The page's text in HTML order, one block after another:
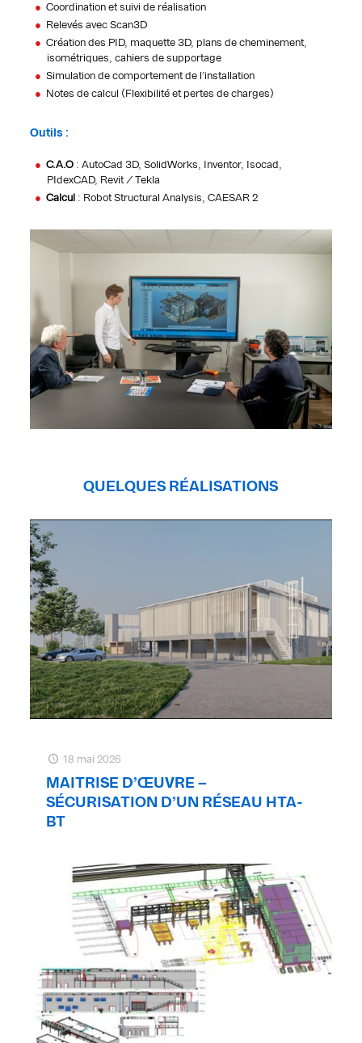
Coordination et suivi de réalisation
Relevés avec Scan3D
Création des PID, maquette 3D, plans de cheminement,
isométriques, cahiers de supportage
Simulation de comportement de l’installation
Notes de calcul (Flexibilité et pertes de charges)
Outils :
C.A.O: AutoCad 3D, SolidWorks, Inventor, Isocad,
PIdexCAD, Revit / Tekla
Calcul: Robot Structural Analysis, CAESAR 2
QUELQUES RÉALISATIONS
18 mai 2026
MAITRISE D’ŒUVRE –
SÉCURISATION D’UN RÉSEAU HTA-
BT